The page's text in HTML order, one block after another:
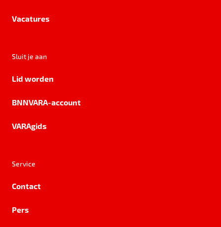
Vacatures
Sluit je aan
Lid worden
BNNVARA-account
VARAgids
Service
Contact
Pers